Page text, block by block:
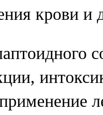
крови и